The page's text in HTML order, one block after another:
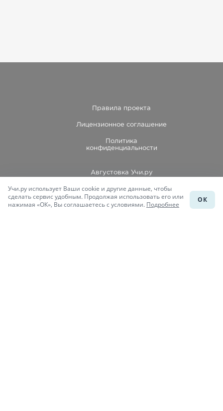
Правила проекта
Лицензионное соглашение
Политика
конфиденциальности
Августовка Учи.ру
Каталог школ
Подготовка к уроку
Учи.ру использует Ваши cookie и другие данные, чтобы
сделать сервис удобным. Продолжая использовать его или
нажимая «ОК», Вы соглашаетесь с условиями. Подробнее
ОК